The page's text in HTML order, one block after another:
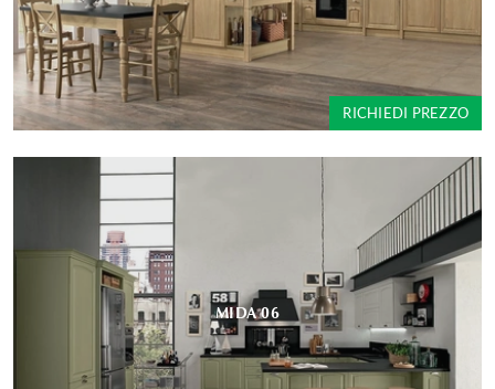
RICHIEDI PREZZO
MIDA 06